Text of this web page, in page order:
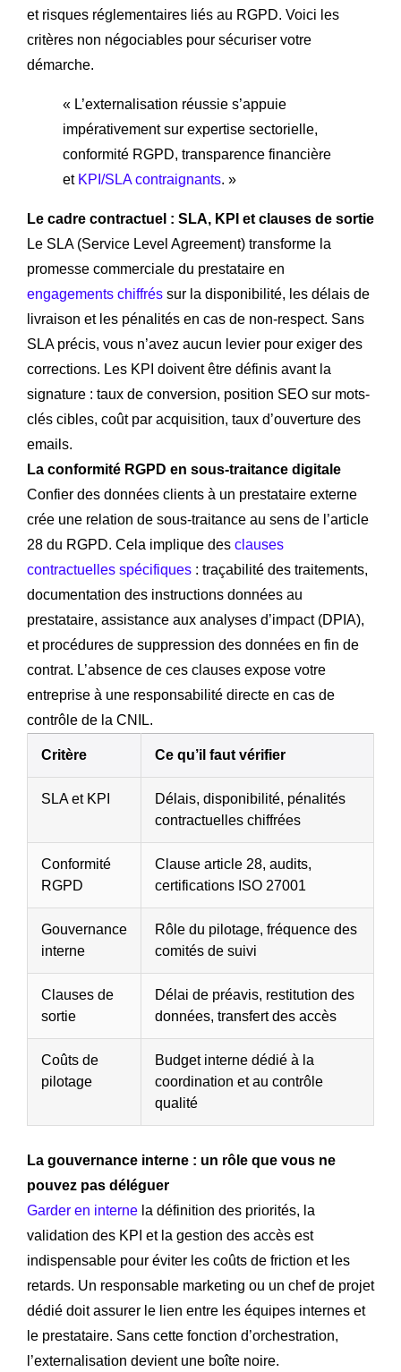
et risques réglementaires liés au RGPD. Voici les
critères non négociables pour sécuriser votre
démarche.
« L’externalisation réussie s’appuie
impérativement sur expertise sectorielle,
conformité RGPD, transparence financière
et KPI/SLA contraignants. »
Le cadre contractuel : SLA, KPI et clauses de sortie
Le SLA (Service Level Agreement) transforme la
promesse commerciale du prestataire en
engagements chiffrés sur la disponibilité, les délais de
livraison et les pénalités en cas de non-respect. Sans
SLA précis, vous n’avez aucun levier pour exiger des
corrections. Les KPI doivent être définis avant la
signature : taux de conversion, position SEO sur mots-
clés cibles, coût par acquisition, taux d’ouverture des
emails.
La conformité RGPD en sous-traitance digitale
Confier des données clients à un prestataire externe
crée une relation de sous-traitance au sens de l’article
28 du RGPD. Cela implique des clauses
contractuelles spécifiques : traçabilité des traitements,
documentation des instructions données au
prestataire, assistance aux analyses d’impact (DPIA),
et procédures de suppression des données en fin de
contrat. L’absence de ces clauses expose votre
entreprise à une responsabilité directe en cas de
contrôle de la CNIL.
Critère Ce qu’il faut vérifier
SLA et KPI
Délais, disponibilité, pénalités
contractuelles chiffrées
Conformité
RGPD
Clause article 28, audits,
certifications ISO 27001
Gouvernance
interne
Rôle du pilotage, fréquence des
comités de suivi
Clauses de
sortie
Délai de préavis, restitution des
données, transfert des accès
Coûts de
pilotage
Budget interne dédié à la
coordination et au contrôle
qualité
La gouvernance interne : un rôle que vous ne
pouvez pas déléguer
Garder en interne la définition des priorités, la
validation des KPI et la gestion des accès est
indispensable pour éviter les coûts de friction et les
retards. Un responsable marketing ou un chef de projet
dédié doit assurer le lien entre les équipes internes et
le prestataire. Sans cette fonction d’orchestration,
l’externalisation devient une boîte noire.